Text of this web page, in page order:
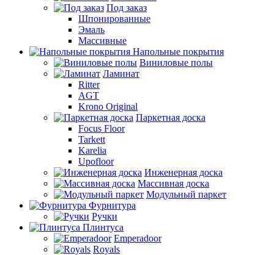
Под заказ
Шпонированные
Эмаль
Массивные
Напольные покрытия
Виниловые полы
Ламинат
Ritter
AGT
Krono Original
Паркетная доска
Focus Floor
Tarkett
Karelia
Upofloor
Инженерная доска
Массивная доска
Модульный паркет
Фурнитура
Ручки
Плинтуса
Emperadoor
Royals